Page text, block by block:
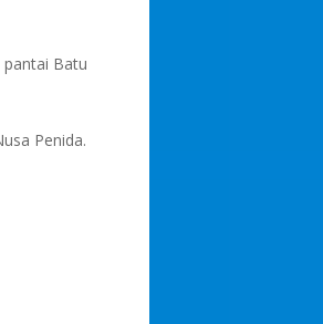
pantai Batu
Penida.